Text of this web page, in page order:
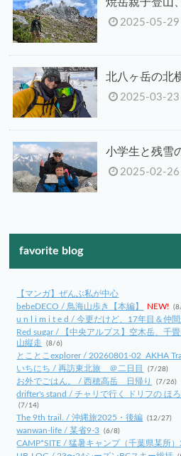
2025-05-29
北八ヶ岳の北
2025-03-23
小学生と残雪
2025-02-26
favorite blog
【マンガ】ぜんぶ私が中心
bebeDECO / 鳥海山歩き【本編】
NEW!
u n l i m i t e d / 今更だけど、17年目＆仲間
Red sugar / 【中央アルプス】空木岳、千
山縦走
(8/6)
とことこexplorer / 20260801-02_AKHA
いちにち / 再訪東北旅 ＠二日目 (7/28)
お外でごはん。 / 西穂高岳 日帰り (7/26)
drifter's stand / チャリで行く ドリフの ほ
(7/14)
The 9th trail. / 沖縄旅2025・後編 (12/27)
wanwan-life / 某省9-3 (6/8)
CAMP*SITE / 猛暑キャンプ（千葉県某所